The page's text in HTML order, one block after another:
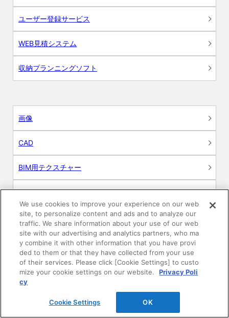
ユーザー登録サービス
WEB見積システム
収納プランニングソフト
画像
CAD
BIM用テクスチャー
図面（PDF）
申請関係認定書類
施工・取扱説明書
動画
24時間換気システム〈エアスマート〉
We use cookies to improve your experience on our web
site, to personalize content and ads and to analyze our
traffic. We share information about your use of our web
site with our advertising and analytics partners, who ma
y combine it with other information that you have provi
ded to them or that they have collected from your use
of their services. Please click [Cookie Settings] to custo
mize your cookie settings on our website.
Privacy Poli
cy
Cookie Settings OK